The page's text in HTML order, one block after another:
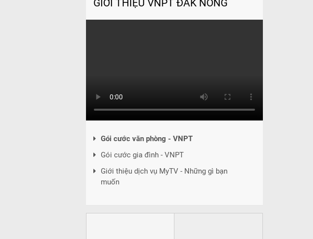
GIỚI THIỆU VNPT ĐẮK NÔNG
Gói cước văn phòng - VNPT
Gói cước gia đình - VNPT
Giới thiệu dịch vụ MyTV - Những gì bạn
muốn